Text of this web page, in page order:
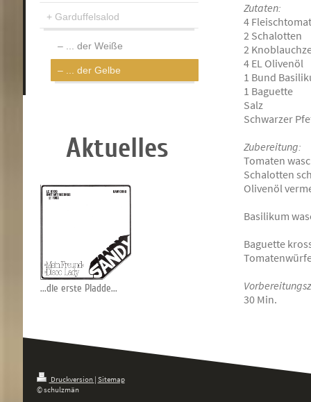
Zutaten:
4
2 Schalotten
2
4 EL Olivenöl
1 Bund
1 Baguette
Salz
Schwarzer
Zubereitung:
Tomaten
Schalotten
Olivenöl
Basilikum
Baguette
30 Min.
Garduffelsalod
... der Weiße
... der Gelbe
Aktuelles
...die erste Pladde...
Druckversion | Sitemap
© schulzmän